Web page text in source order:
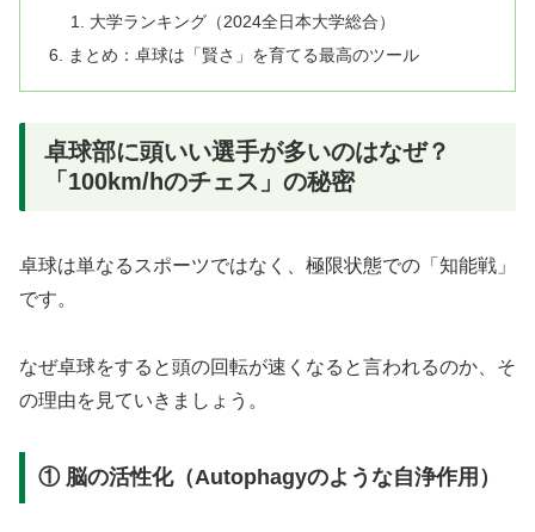
大学ランキング（2024全日本大学総合）
まとめ：卓球は「賢さ」を育てる最高のツール
卓球部に頭いい選手が多いのはなぜ？
「100km/hのチェス」の秘密
卓球は単なるスポーツではなく、極限状態での「知能戦」
です。
なぜ卓球をすると頭の回転が速くなると言われるのか、そ
の理由を見ていきましょう。
① 脳の活性化（Autophagyのような自浄作用）